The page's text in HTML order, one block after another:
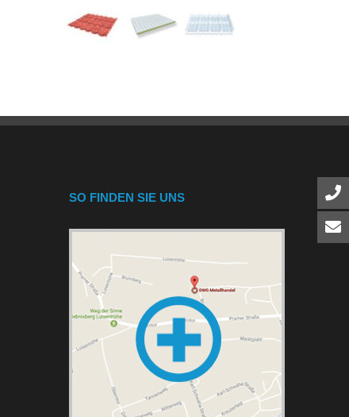
SO FINDEN SIE UNS